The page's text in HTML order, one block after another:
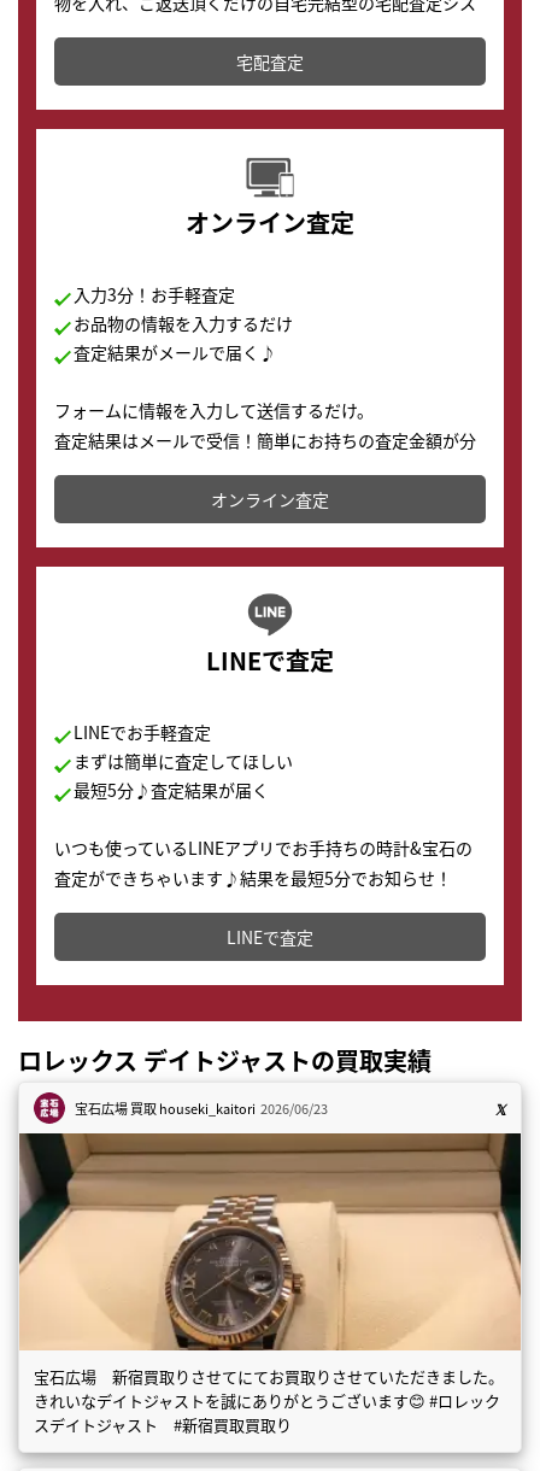
テムです。
配送でも簡単&安全に査定・買取に出すことが可能で
す。
宅配査定
オンライン査定
入力3分！お手軽査定
お品物の情報を入力するだけ
査定結果がメールで届く♪
フォームに情報を入力して送信するだけ。
査定結果はメールで受信！簡単にお持ちの査定金額が分
かります。
オンライン査定
LINEで査定
LINEでお手軽査定
まずは簡単に査定してほしい
最短5分♪査定結果が届く
いつも使っているLINEアプリでお手持ちの時計&宝石の
査定ができちゃいます♪結果を最短5分でお知らせ！
どこからでもすぐに査定金額を知ることが出来ます。
LINEで査定
ロレックス デイトジャストの買取実績
宝石広場 買取houseki_kaitori 2026/06/23
宝石広場 新宿買取りさせてにてお買取りさせていただきました。
きれいなデイトジャストを誠にありがとうございます😊 #ロレック
スデイトジャスト #新宿買取買取り